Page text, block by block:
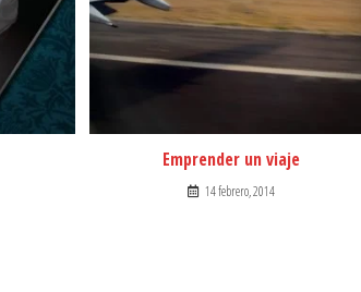
Emprender un viaje
14 febrero, 2014